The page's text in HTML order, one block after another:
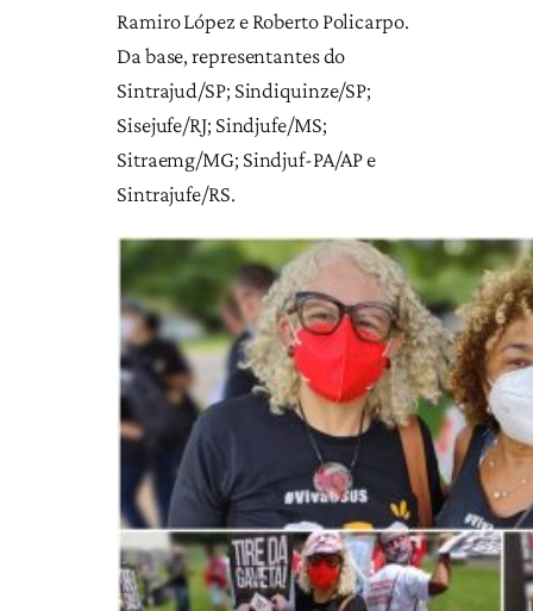
Ramiro López e Roberto Policarpo.
Da base, representantes do
Sintrajud/SP; Sindiquinze/SP;
Sisejufe/RJ; Sindjufe/MS;
Sitraemg/MG; Sindjuf-PA/AP e
Sintrajufe/RS.